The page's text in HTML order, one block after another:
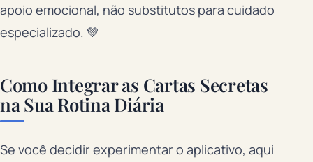
apoio emocional, não substitutos para cuidado
especializado. 💚
Como Integrar as Cartas Secretas
na Sua Rotina Diária
Se você decidir experimentar o aplicativo, aqui